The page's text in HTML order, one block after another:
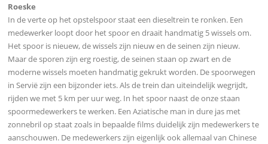
Roeske
In de verte op het opstelspoor staat een dieseltrein te ronken. Een
medewerker loopt door het spoor en draait handmatig 5 wissels om.
Het spoor is nieuew, de wissels zijn nieuw en de seinen zijn nieuw.
Maar de sporen zijn erg roestig, de seinen staan op zwart en de
moderne wissels moeten handmatig gekrukt worden. De spoorwegen
in Servië zijn een bijzonder iets. Als de trein dan uiteindelijk wegrijdt,
rijden we met 5 km per uur weg. In het spoor naast de onze staan
spoormedewerkers te werken. Een Aziatische man in dure jas met
zonnebril op staat zoals in bepaalde films duidelijk zijn medewerkers te
aanschouwen. De medewerkers zijn eigenlijk ook allemaal van Chinese